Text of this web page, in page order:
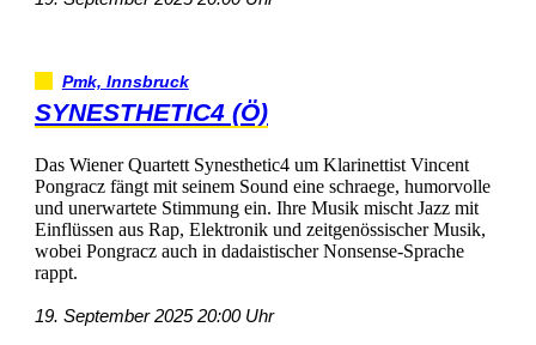
Pmk,Innsbruck
SYNESTHETIC4(Ö)
DasWienerQuartettSynesthetic4umKlarinettistVincent
PongraczfängtmitseinemSoundeineschraege,humorvolle
undunerwarteteStimmungein.IhreMusikmischtJazzmit
EinflüssenausRap,ElektronikundzeitgenössischerMusik,
wobeiPongraczauchindadaistischerNonsense-Sprache
rappt.
19.September202520:00Uhr